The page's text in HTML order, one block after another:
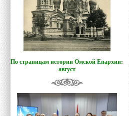
По страницам истории Омской Епархии:
август